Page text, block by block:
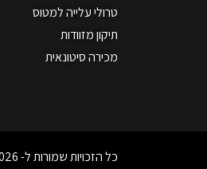
טרולי עלייה למטוס
תיקון מזוודות
מכירה סיטונאית
כל הזכויות שמורות ל- Travel Tik © 2026